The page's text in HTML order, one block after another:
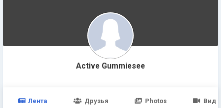
Active Gummiesee
Лента Друзья Photos